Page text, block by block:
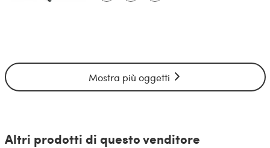
Mostra più oggetti
Altri prodotti di questo venditore